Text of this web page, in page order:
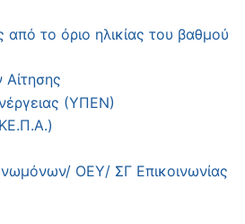
το όριο ηλικίας του βαθμού
(ΥΠΕΝ)
ΟΕΥ/ ΣΓ Επικοινωνίας